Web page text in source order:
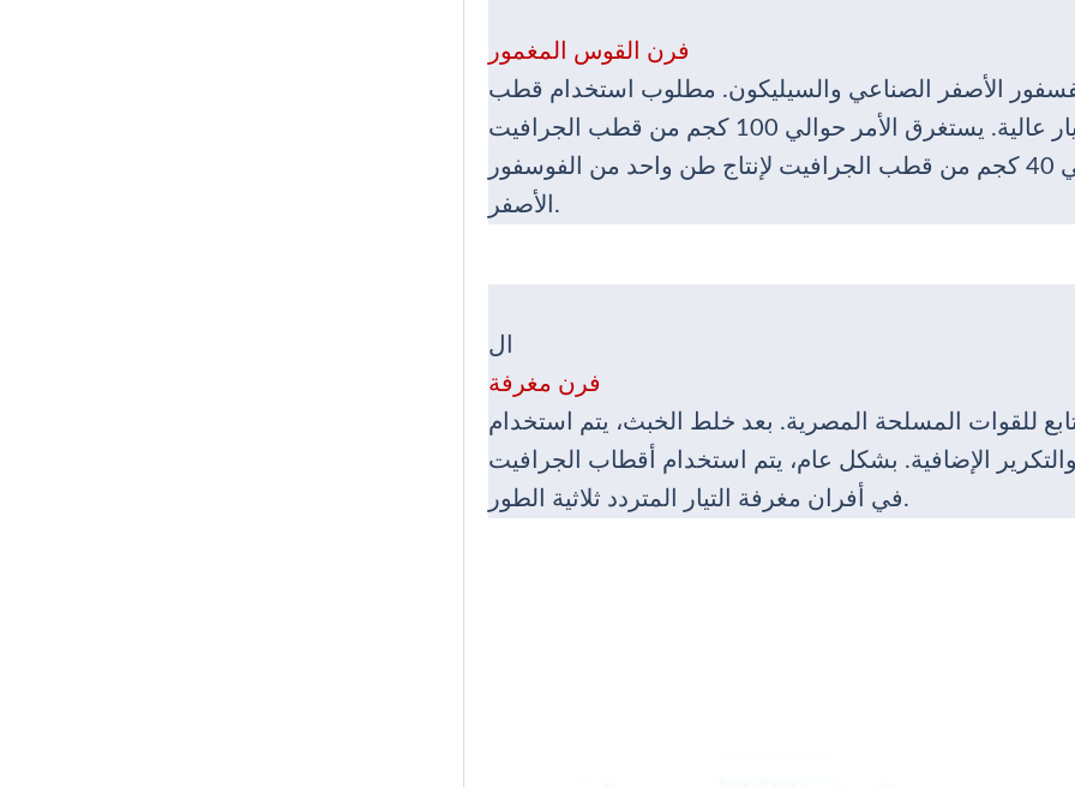
فرن القوس المغمور
الأصفر الصناعي والسيليكون. مطلوب استخدام قطب
الجرافيت لفرن كهربائي مغمور بكثافة تيار عالية. يستغرق الأمر حوالي 100 كجم من قطب الجرافيت
لإنتاج طن واحد من السيليكون، وحوالي 40 كجم من قطب الجرافيت لإنتاج طن واحد من الفوسفور
الأصفر.
ال
فرن مغرفة
للقوات المسلحة المصرية. بعد خلط الخبث، يتم استخدام
الإضافية. بشكل عام، يتم استخدام أقطاب الجرافيت
في أفران مغرفة التيار المتردد ثلاثية الطور.